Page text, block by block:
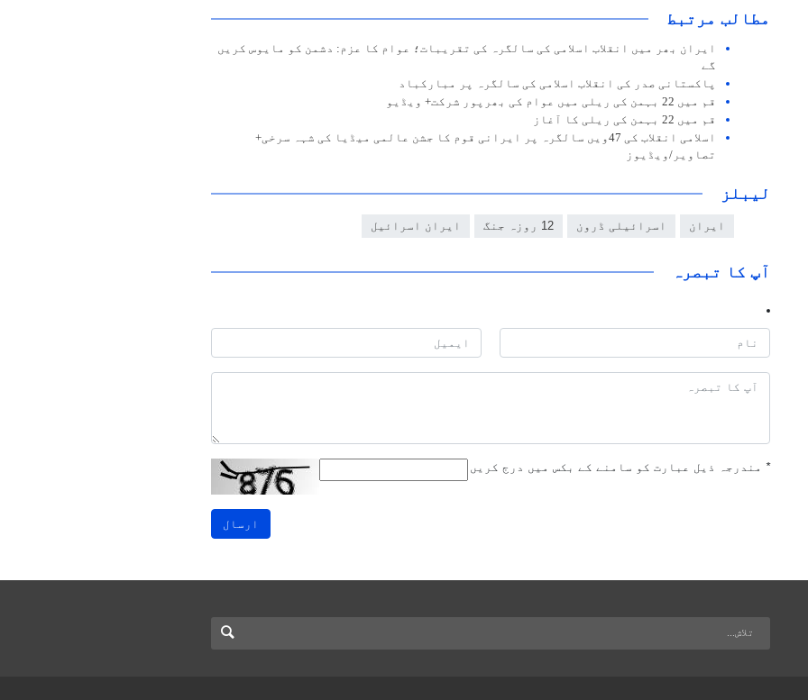
مطالب مرتبط
ایران بھر میں انقلاب اسلامی کی سالگرہ کی تقریبات؛ عوام کا عزم: دشمن کو مایوس کریں
گے
پاکستانی صدر کی انقلاب اسلامی کی سالگرہ پر مبارکباد
قم میں 22 بہمن کی ریلی میں عوام کی بھرپور شرکت+ ویڈیو
قم میں 22 بہمن کی ریلی کا آغاز
اسلامی انقلاب کی 47ویں سالگرہ پر ایرانی قوم کا جشن عالمی میڈیا کی شہہ سرخی+
تصاویر/ویڈیوز
لیبلز
ایران اسرائیلی ڈرون 12 روزہ جنگ ایران اسرائیل
آپ کا تبصرہ
* مندرجہ ذیل عبارت کو سامنے کے بکس میں درج کریں
ارسال